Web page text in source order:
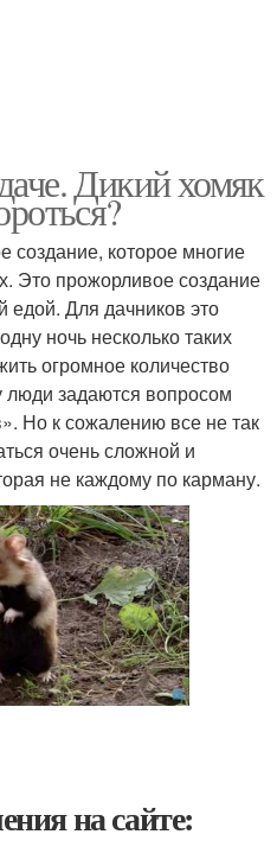
Дикий хомяк
создание, которое многие
Это прожорливое создание
едой. Для дачников это
ночь несколько таких
огромное количество
задаются вопросом
Но к сожалению все не так
очень сложной и
не каждому по карману.
на сайте: